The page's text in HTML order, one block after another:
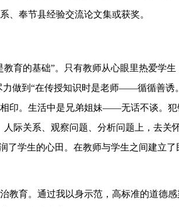
、奉节县经验交流论文集或获奖。
育的基础”。只有教师从心眼里热爱学
力做到“在传授知识时是老师——循循善
印。生活中是兄弟姐妹——无话不谈。
人际关系、观察问题、分析问题上，去关
了学生的心田。在教师与学生之间建立
教育。通过我以身示范，高标准的道德